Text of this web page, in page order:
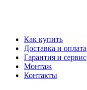
Как купить
Доставка и оплата
Гарантия и сервис
Монтаж
Контакты